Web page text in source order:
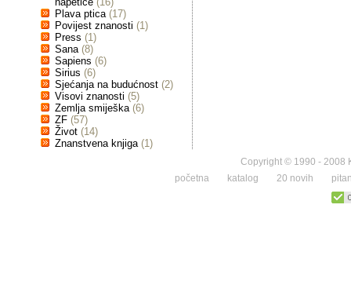
Plava ptica (17)
Povijest znanosti (1)
Press (1)
Sana (8)
Sapiens (6)
Sirius (6)
Sjećanja na budućnost (2)
Visovi znanosti (5)
Zemlja smiješka (6)
ZF (57)
Život (14)
Znanstvena knjiga (1)
Copyright © 1990 - 2008
početna
katalog 20 novih